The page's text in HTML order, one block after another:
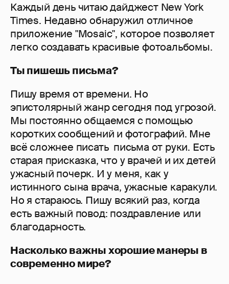
Каждый день читаю дайджест New York
Times. Недавно обнаружил отличное
приложение "Mosaic", которое позволяет
легко создавать красивые фотоальбомы.
Ты пишешь письма?
Пишу время от времени. Но
эпистолярный жанр сегодня под угрозой.
Мы постоянно общаемся с помощью
коротких сообщений и фотографий. Мне
всё сложнее писать письма от руки. Есть
старая присказка, что у врачей и их детей
ужасный почерк. И у меня, как у
истинного сына врача, ужасные каракули.
Но я стараюсь. Пишу всякий раз, когда
есть важный повод: поздравление или
благодарность.
Насколько важны хорошие манеры в
современно мире?